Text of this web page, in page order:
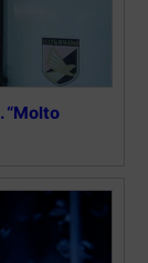
“Molto